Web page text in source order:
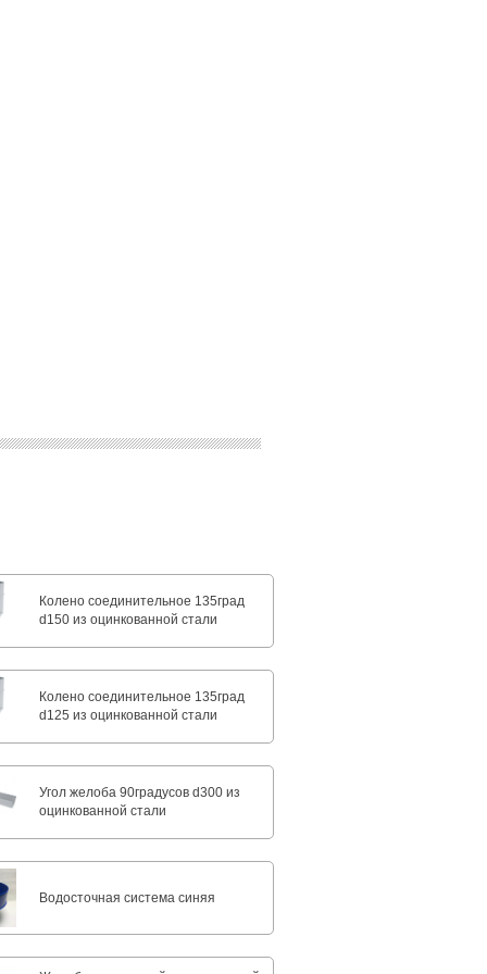
Колено соединительное 135град
d150 из оцинкованной стали
Колено соединительное 135град
d125 из оцинкованной стали
Угол желоба 90градусов d300 из
оцинкованной стали
Водосточная система синяя